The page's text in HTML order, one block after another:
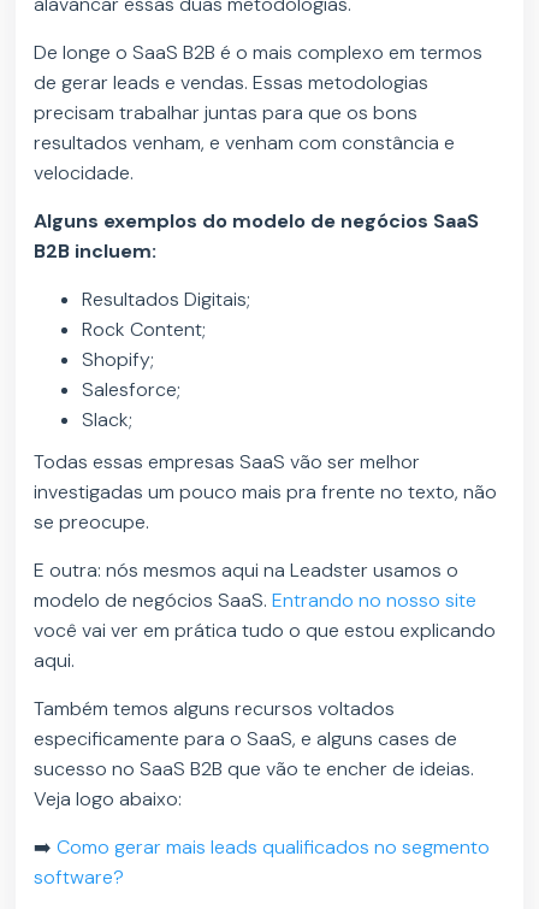
De longe o SaaS B2B é o mais complexo em termos
de gerar leads e vendas. Essas metodologias
precisam trabalhar juntas para que os bons
resultados venham, e venham com constância e
velocidade.
Alguns exemplos do modelo de negócios SaaS
B2B incluem:
Resultados Digitais;
Rock Content;
Shopify;
Salesforce;
Slack;
Todas essas empresas SaaS vão ser melhor
investigadas um pouco mais pra frente no texto, não
se preocupe.
E outra: nós mesmos aqui na Leadster usamos o
modelo de negócios SaaS.Entrando no nosso site
você vai ver em prática tudo o que estou explicando
aqui.
Também temos alguns recursos voltados
especificamente para o SaaS, e alguns cases de
sucesso no SaaS B2B que vão te encher de ideias.
Veja logo abaixo:
➡️Como gerar mais leads qualificados no segmento
software?